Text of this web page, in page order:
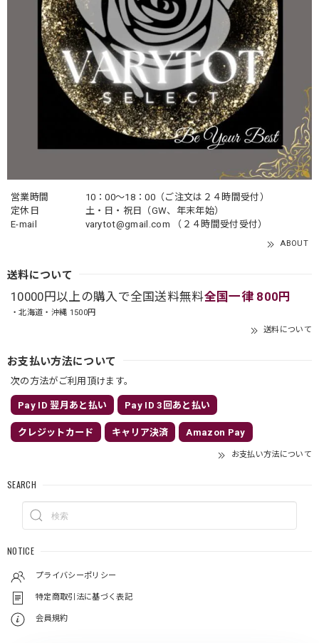
営業時間
10：00〜18：00（ご注文は２４時間受付）
定休日
土・日・祝日（GW、年末年始）
E-mail
varytot@gmail.com （２４時間受付受付）
ABOUT
送料について
10000円以上の購入で全国送料無料全国一律 800円
・北海道・沖縄 1500円
送料について
お支払い方法について
次の方法がご利用頂けます。
Pay ID 翌月あと払い Pay ID 3回あと払い
クレジットカード キャリア決済 Amazon Pay
お支払い方法について
SEARCH
NOTICE
プライバシーポリシー
特定商取引法に基づく表記
会員規約